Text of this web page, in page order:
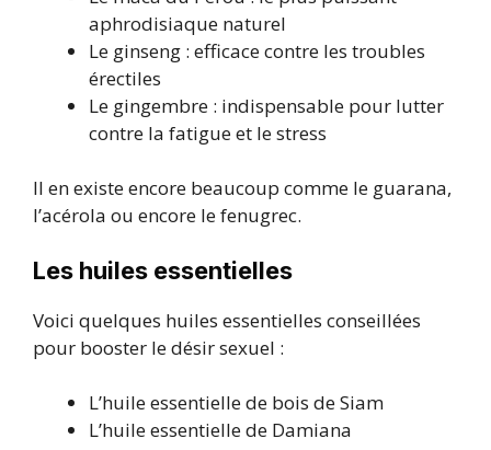
aphrodisiaque naturel
Le ginseng : efficace contre les troubles
érectiles
Le gingembre : indispensable pour lutter
contre la fatigue et le stress
Il en existe encore beaucoup comme le guarana,
l’acérola ou encore le fenugrec.
Les huiles essentielles
Voici quelques huiles essentielles conseillées
pour booster le désir sexuel :
L’huile essentielle de bois de Siam
L’huile essentielle de Damiana